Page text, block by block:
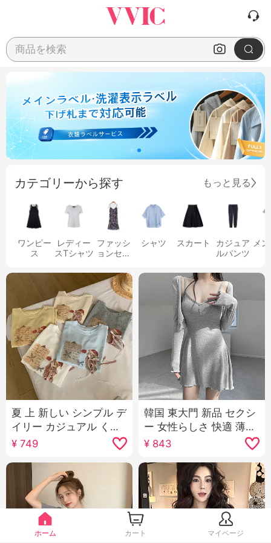
商品を検索
カテゴリーから探す もっと見る
ワンピー
ス
レディー
スTシャツ
ファッシ
ョンセッ
シャツ スカート
カジュア
ルパンツ
メ
夏 上 新しい シンプル デ
イリー カジュアル くま
パターン リボン ルーズ
フィット マイナー 半袖
Tシャツ 韓国風 ニット
トップス
¥749
韓国 東大門 新品 セクシ
ー 女性らしさ 快適 薄手
日焼け止め オープン シ
ャツ キャミソール スカ
ートスーツ 女性
¥ 843
ホーム カート マイページ